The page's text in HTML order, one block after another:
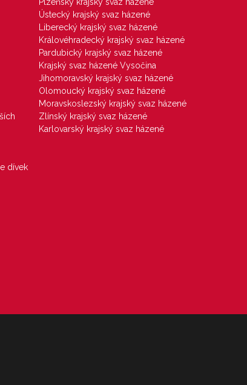
dívek
Ústecký krajský svaz házené
Liberecký krajský svaz házené
Královéhradecký krajský svaz házené
Pardubický krajský svaz házené
Krajský svaz házené Vysočina
Jihomoravský krajský svaz házené
Olomoucký krajský svaz házené
Moravskoslezský krajský svaz házené
Zlínský krajský svaz házené
Karlovarský krajský svaz házené